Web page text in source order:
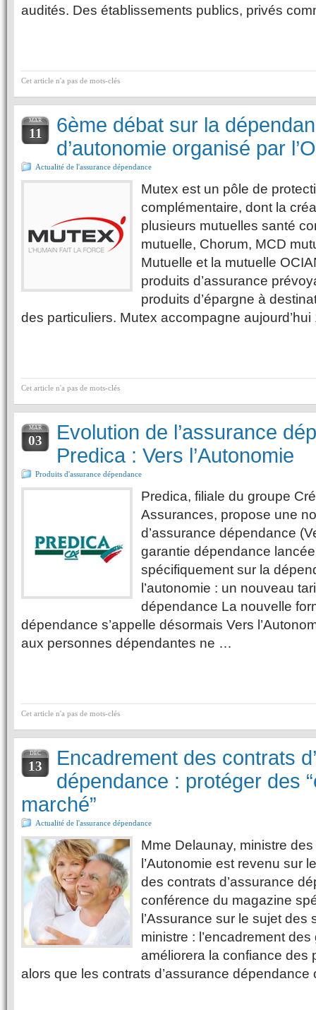
audités. Des établissements publics, privés
Cet article n'a pas de mots-clés
MAR
11
6ème débat sur la
d’autonomie organisé par
Actualité de l'assurance dépendance
Mutex est un pôle de
complémentaire, dont la
plusieurs mutuelles santé
mutuelle, Chorum, MCD
Mutuelle et la mutuelle
produits d’assurance
produits d’épargne à
des particuliers. Mutex accompagne
Cet article n'a pas de mots-clés
MAR
03
Evolution de l’assurance
Predica : Vers l’Autonomie
Produits d'assurance dépendance
Predica, filiale du groupe
Assurances, propose une
d’assurance dépendance
garantie dépendance
spécifiquement sur la
l’autonomie : un nouveau
dépendance La nouvelle
dépendance s’appelle désormais Vers
aux personnes dépendantes ne …
Cet article n'a pas de mots-clés
DÉC
13
Encadrement des contrats
dépendance : protéger des
marché”
Actualité de l'assurance dépendance
Mme Delaunay, ministre
l’Autonomie est revenu sur
des contrats d’assurance
conférence du magazine
l’Assurance sur le sujet des
ministre : l’encadrement
améliorera la confiance des
alors que les contrats d’assurance